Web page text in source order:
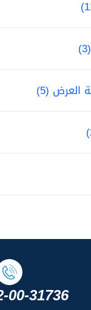
العرض (5)
00-31736